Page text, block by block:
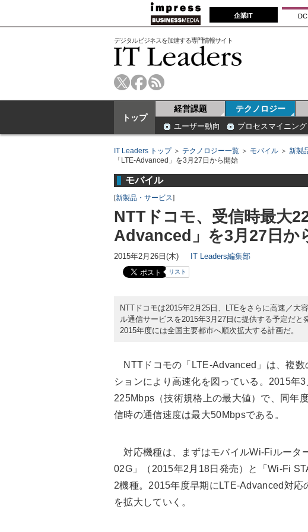
企業IT
デジタルビジネスを加速する専門情報サイト
トップ
経営課題 テクノロジー
ユーザー動向 プロセスマイニング
IT Leaders トップ＞ テクノロジー一覧 ＞ モバイル ＞ 新製
「LTE-Advanced」を3月27日から開始
モバイル
[新製品・サービス]
NTTドコモ、受信時最大
Advanced」を3月27日か
2015年2月26日(木) IT Leaders編集部
リスト
NTTドコモは2015年2月25日、LTEをさらに高速／大
ル通信サービスを2015年3月27日に提供する予定だと
2015年度には全国主要都市へ順次拡大する計画だ。
NTTドコモの「LTE-Advanced」は、複数
ションにより高速化を図っている。2015年
225Mbps（技術規格上の最大値）で、同年
信時の通信速度は最大50Mbpsである。
対応機種は、まずはモバイルWi-Fiルータ
02G」（2015年2月18日発売）と「Wi-Fi
2機種。2015年度早期にLTE-Advanced対
を拡大していく。